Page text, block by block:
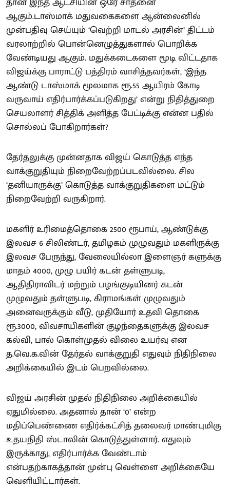
ஆகும்.டாஸ்மாக் மதுவகைகளை ஆன்லைனில்
முன்பதிவு செய்யும் ‘வெற்றி மாடல் அரசின்’ திட்டம்
வரலாற்றில் பொன்னெழுத்துகளால் பொறிக்க
வேண்டியது ஆகும். மதுக்கடைகளை மூடி விட்டதாக
விஜய்க்கு பாராட்டு பத்திரம் வாசித்தவர்கள், ‘இந்த
ஆண்டு டாஸ்மாக் மூலமாக ரூ.55 ஆயிரம் கோடி
வருவாய் எதிர்பார்க்கப்படுகிறது’ என்று நிதித்துறை
செயலாளர் சித்திக் அளித்த பேட்டிக்கு என்ன பதில்
சொல்லப் போகிறார்கள்?
தேர்தலுக்கு முன்னதாக விஜய் கொடுத்த எந்த
வாக்குறுதியும் நிறைவேற்றப்படவில்லை. சில
‘தனியாருக்கு’ கொடுத்த வாக்குறுதிகளை மட்டும்
நிறைவேற்றி வருகிறார்.
மகளிர் உரிமைத்தொகை 2500 ரூபாய், ஆண்டுக்கு
இலவச 6 சிலிண்டர், தமிழகம் முழுவதும் மகளிருக்கு
இலவச பேருந்து, வேலையில்லா இளைஞர் களுக்கு
மாதம் 4000, முழு பயிர் கடன் தள்ளுபடி,
ஆதிதிராவிடர் மற்றும் பழங்குடியினர் கடன்
முழுவதும் தள்ளுபடி, கிராமங்கள் முழுவதும்
அனைவருக்கும் வீடு, முதியோர் உதவி தொகை
ரூ.3000, விவசாயிகளின் குழந்தைகளுக்கு இலவச
கல்வி, பால் கொள்முதல் விலை உயர்வு என
த.வெ.க.வின் தேர்தல் வாக்குறுதி எதுவும் நிதிநிலை
அறிக்கையில் இடம் பெறவில்லை.
விஜய் அரசின் முதல் நிதிநிலை அறிக்கையில்
ஏதுமில்லை. அதனால் தான் ‘0’ என்ற
மதிப்பெண்ணை எதிர்க்கட்சித் தலைவர் மாண்புமிகு
உதயநிதி ஸ்டாலின் கொடுத்துள்ளார். எதுவும்
இருக்காது, எதிர்பார்க்க வேண்டாம்
என்பதற்காகத்தான் முன்பு வெள்ளை அறிக்கையே
வெளியிட்டார்கள்.